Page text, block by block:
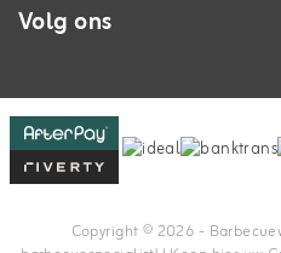
Volg ons
Copyright © 2026 -